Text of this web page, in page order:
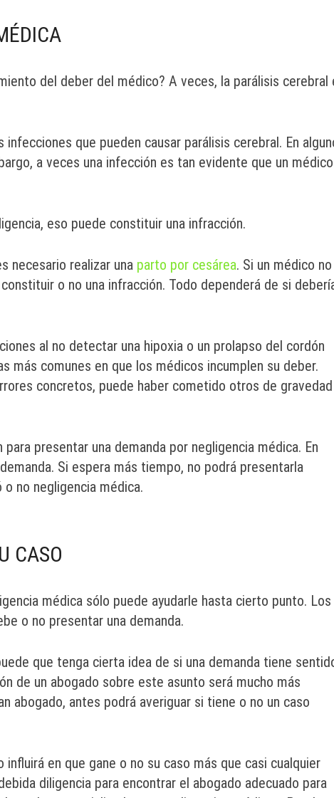
del deber del médico? A veces, la parálisis cerebral
que pueden causar parálisis cerebral. En
a veces una infección es tan evidente que un médico
eso puede constituir una infracción.
necesario realizar una parto por cesárea. Si un médico no
o no una infracción. Todo dependerá de si
al no detectar una hipoxia o un prolapso del cordón
más comunes en que los médicos incumplen su deber.
concretos, puede haber cometido otros de gravedad
presentar una demanda por negligencia médica. En
Si espera más tiempo, no podrá presentarla
no negligencia médica.
CASO
médica sólo puede ayudarle hasta cierto punto. Los
o no presentar una demanda.
que tenga cierta idea de si una demanda tiene
de un abogado sobre este asunto será mucho más
abogado, antes podrá averiguar si tiene o no un caso
en que gane o no su caso más que casi cualquier
diligencia para encontrar el abogado adecuado para